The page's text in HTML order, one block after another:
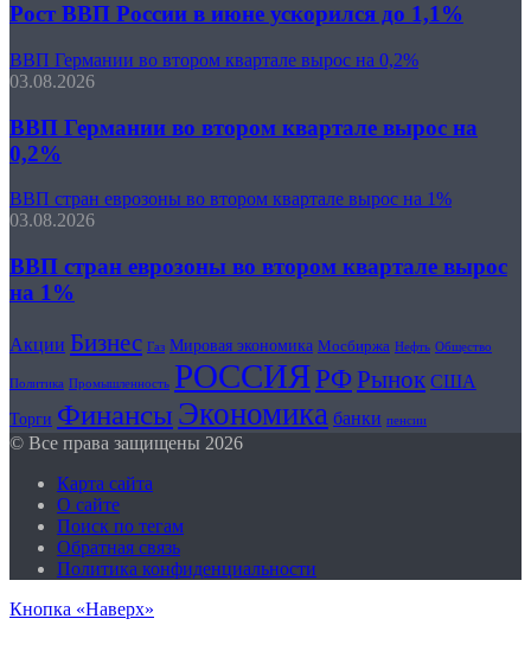
Рост ВВП России в июне ускорился до 1,1%
ВВП Германии во втором квартале вырос на 0,2%
03.08.2026
ВВП Германии во втором квартале вырос на
0,2%
ВВП стран еврозоны во втором квартале вырос на 1%
03.08.2026
ВВП стран еврозоны во втором квартале вырос
на 1%
Акции Бизнес Газ Мировая экономика Мосбиржа Нефть Общество
Политика Промышленность РОССИЯРФРынок США
Торги Финансы Экономика банки пенсии
© Все права защищены 2026
Карта сайта
О сайте
Поиск по тегам
Обратная связь
Политика конфиденциальности
Кнопка «Наверх»